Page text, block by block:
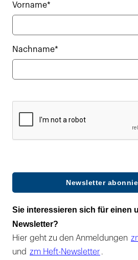
Vorname*
Nachname*
Newsletter
Sie interessieren sich für einen
Newsletter?
Hier geht zu den Anmeldungen
und zm Heft-Newsletter .